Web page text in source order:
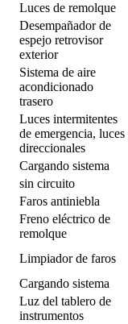
Luces de remolque
Desempañador de
espejo retrovisor
exterior
Sistema de aire
acondicionado
trasero
Luces intermitentes
de emergencia, luces
direccionales
Cargando sistema
sin circuito
Faros antiniebla
Freno eléctrico de
remolque
Limpiador de faros
Cargando sistema
Luz del tablero de
instrumentos